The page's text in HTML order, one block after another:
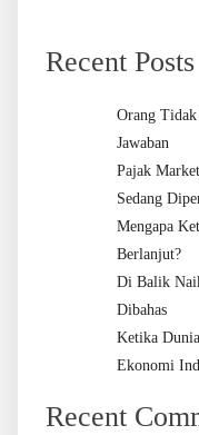
Recent Posts
Orang
Jawaban
Pajak
Sedang
Mengapa
Berlanjut?
Di Balik
Dibahas
Ketika
Ekonomi
Recent